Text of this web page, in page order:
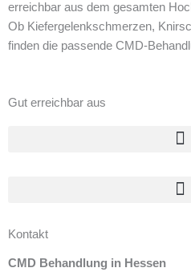
erreichbar aus dem gesamten
Ob Kiefergelenkschmerzen,
finden die passende CMD-
Gut erreichbar aus
Kontakt
CMD Behandlung in Hessen